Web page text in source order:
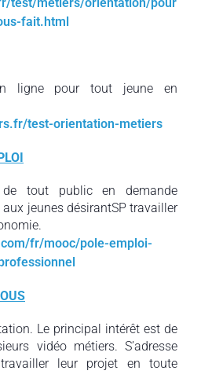
fait.html
ligne pour tout jeune en
test-orientation-metiers
tout public en demande
aux jeunes désirantSP travailler
fr/mooc/pole-emploi-
Le principal intérêt est de
vidéo métiers. S’adresse
leur projet en toute